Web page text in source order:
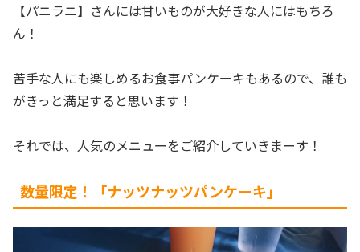
【パニラニ】さんには甘いものが大好きな人にはもちろ
ん！
苦手な人にも楽しめるお食事パンケーキもあるので、誰も
がきっと満足すると思います！
それでは、人気のメニューをご紹介していきまーす！
数量限定！「ナッツナッツパンケーキ」